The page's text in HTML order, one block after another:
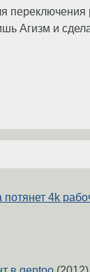
переключения
Агизм и
потянет 4k